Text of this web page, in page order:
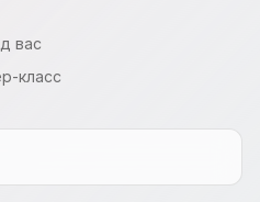
вас
класс